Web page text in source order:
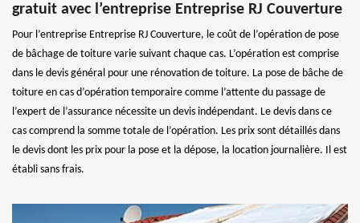
gratuit avec l’entreprise Entreprise RJ Couverture
Pour l’entreprise Entreprise RJ Couverture, le coût de l’opération de pose
de bâchage de toiture varie suivant chaque cas. L’opération est comprise
dans le devis général pour une rénovation de toiture. La pose de bâche de
toiture en cas d’opération temporaire comme l’attente du passage de
l’expert de l’assurance nécessite un devis indépendant. Le devis dans ce
cas comprend la somme totale de l’opération. Les prix sont détaillés dans
le devis dont les prix pour la pose et la dépose, la location journalière. Il est
établi sans frais.